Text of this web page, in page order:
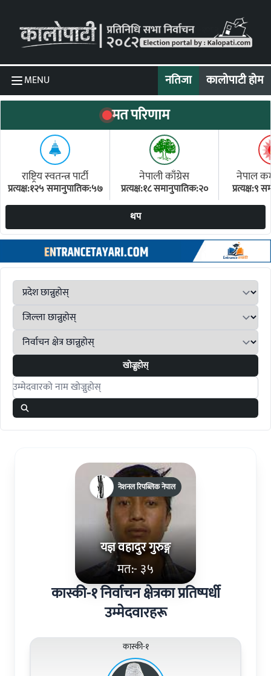
MENU नतिजा कालोपाटी होम
मत परिणाम
राष्ट्रिय स्वतन्त्र पार्टी
प्रत्यक्ष:१२५ समानुपातिक:५७
नेपाली काँग्रेस
प्रत्यक्ष:१८ समानुपातिक:२०
नेपाल
प्रत्यक्ष:९
थप
खोज्नुहोस्
Search candidates
यज्ञ वहादुर गुरुङ्ग
मत:- ३५
नेशनल रिपब्लिक नेपाल
कास्की-१ निर्वाचन क्षेत्रका प्रतिष्पर्धी
उम्मेदवारहरू
कास्की-१